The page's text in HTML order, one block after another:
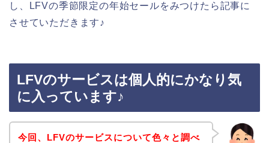
し、LFVの季節限定の年始セールをみつけたら記事に
させていただきます♪
LFVのサービスは個人的にかなり気
に入っています♪
今回、LFVのサービスについて色々と調べ